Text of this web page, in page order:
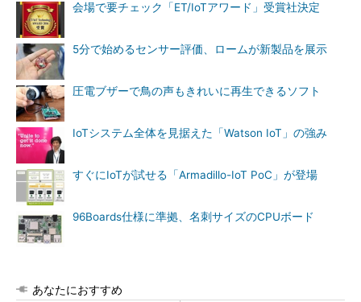
会場で要チェック「ET/IoTアワード」受賞社決定
5分で始めるセンサー評価、ロームが新製品を展示
圧電ブザーで鳥の声もきれいに再生できるソフト
IoTシステム全体を見据えた「Watson IoT」の強み
すぐにIoTが試せる「Armadillo-IoT PoC」が登場
96Boards仕様に準拠、名刺サイズのCPUボード
あなたにおすすめ